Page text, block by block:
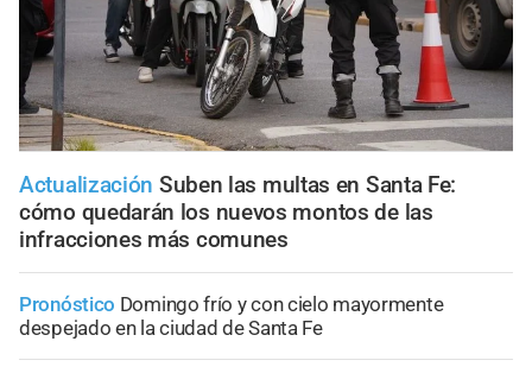
Actualización Suben las multas en Santa Fe:
cómo quedarán los nuevos montos de las
infracciones más comunes
Pronóstico Domingo frío y con cielo mayormente
despejado en la ciudad de Santa Fe